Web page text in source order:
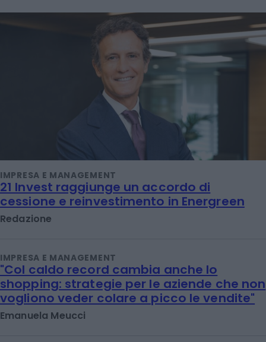
IMPRESA E MANAGEMENT
21 Invest raggiunge un accordo di
cessione e reinvestimento in Energreen
Redazione
IMPRESA E MANAGEMENT
"Col caldo record cambia anche lo
shopping: strategie per le aziende che non
vogliono veder colare a picco le vendite"
Emanuela Meucci